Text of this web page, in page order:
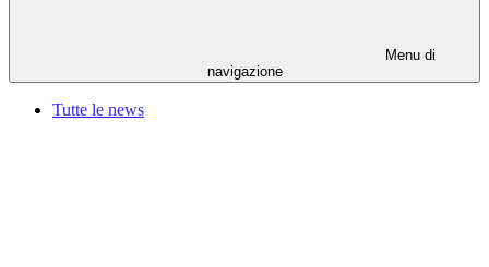
Menu di
navigazione
Tutte le news